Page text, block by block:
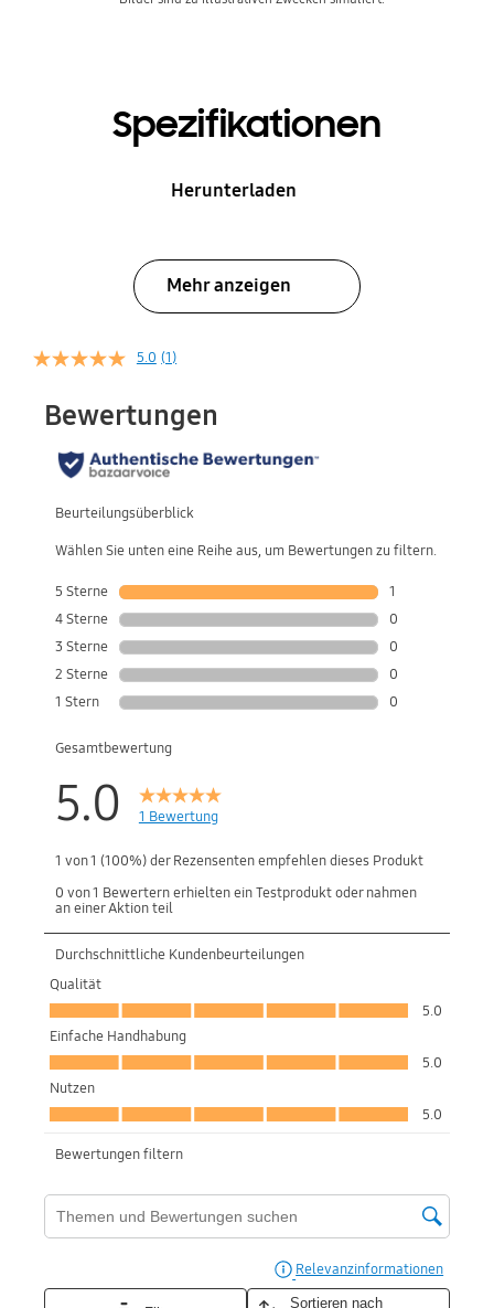
Spezifikationen
Herunterladen
Mehr anzeigen
5.0 (1)